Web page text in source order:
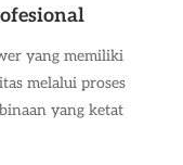
yang memiliki
melalui proses
yang ketat